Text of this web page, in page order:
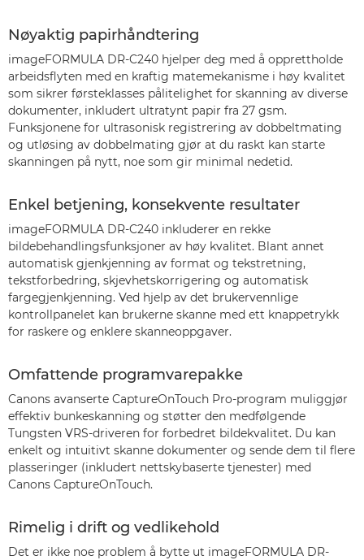
Nøyaktig papirhåndtering
imageFORMULA DR-C240 hjelper deg med å opprettholde
arbeidsflyten med en kraftig matemekanisme i høy kvalitet
som sikrer førsteklasses pålitelighet for skanning av diverse
dokumenter, inkludert ultratynt papir fra 27 gsm.
Funksjonene for ultrasonisk registrering av dobbeltmating
og utløsing av dobbelmating gjør at du raskt kan starte
skanningen på nytt, noe som gir minimal nedetid.
Enkel betjening, konsekvente resultater
imageFORMULA DR-C240 inkluderer en rekke
bildebehandlingsfunksjoner av høy kvalitet. Blant annet
automatisk gjenkjenning av format og tekstretning,
tekstforbedring, skjevhetskorrigering og automatisk
fargegjenkjenning. Ved hjelp av det brukervennlige
kontrollpanelet kan brukerne skanne med ett knappetrykk
for raskere og enklere skanneoppgaver.
Omfattende programvarepakke
Canons avanserte CaptureOnTouch Pro-program muliggjør
effektiv bunkeskanning og støtter den medfølgende
Tungsten VRS-driveren for forbedret bildekvalitet. Du kan
enkelt og intuitivt skanne dokumenter og sende dem til flere
plasseringer (inkludert nettskybaserte tjenester) med
Canons CaptureOnTouch.
Rimelig i drift og vedlikehold
Det er ikke noe problem å bytte ut imageFORMULA DR-